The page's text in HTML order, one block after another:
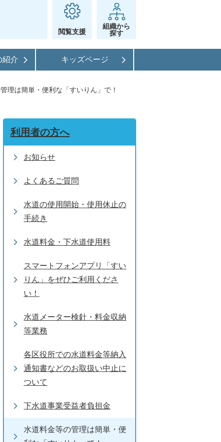
閲覧支援
組織から
探す
紹介 キッズページ
理は簡単・便利な「すいりん」で！
利用者の方へ
お知らせ
よくあるご質問
水道の使用開始・使用休止の
手続き
水道料金・下水道使用料
スマートフォンアプリ「すい
りん」をぜひご利用くださ
い！
水道メーター検針・料金収納
等業務
各区役所での水道料金等納入
通知書などのお取扱い中止に
ついて
下水道事業受益者負担金
水道料金等の管理は簡単・便